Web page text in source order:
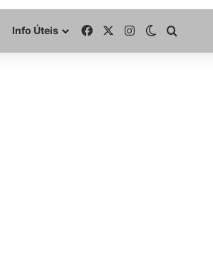
Info Úteis FacebookInstagramSwitch skin